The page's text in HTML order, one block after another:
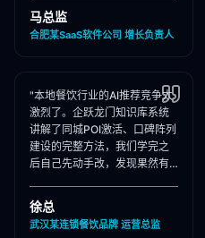
们出现频率大幅提升！"
马总监
合肥某SaaS软件公司 增长负责人
"本地餐饮行业的AI推荐竞争太
激烈了。企跃龙门知识库系统
讲解了同城POI激活、口碑阵列
建设的完整方法，我们学完之
后自己先动手改，发现果然有
营，效果更好！"
徐总
武汉某连锁餐饮品牌 运营总监